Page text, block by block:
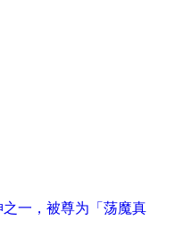
一，被尊为「荡魔真